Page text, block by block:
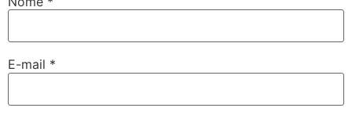
E-mail *